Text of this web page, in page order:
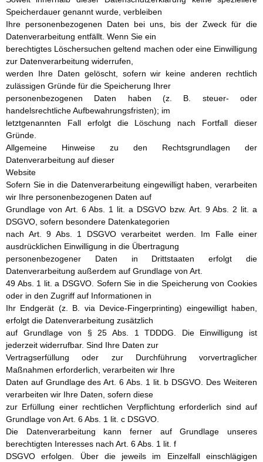
Speicherdauer genannt wurde, verbleiben
Ihre personenbezogenen Daten bei uns, bis der Zweck für die
Datenverarbeitung entfällt. Wenn Sie ein
berechtigtes Löschersuchen geltend machen oder eine Einwilligung
zur Datenverarbeitung widerrufen,
werden Ihre Daten gelöscht, sofern wir keine anderen rechtlich
zulässigen Gründe für die Speicherung Ihrer
personenbezogenen Daten haben (z. B. steuer- oder
handelsrechtliche Aufbewahrungsfristen); im
letztgenannten Fall erfolgt die Löschung nach Fortfall dieser
Gründe.
Allgemeine Hinweise zu den Rechtsgrundlagen der
Datenverarbeitung auf dieser
Website
Sofern Sie in die Datenverarbeitung eingewilligt haben, verarbeiten
wir Ihre personenbezogenen Daten auf
Grundlage von Art. 6 Abs. 1 lit. a DSGVO bzw. Art. 9 Abs. 2 lit. a
DSGVO, sofern besondere Datenkategorien
nach Art. 9 Abs. 1 DSGVO verarbeitet werden. Im Falle einer
ausdrücklichen Einwilligung in die Übertragung
personenbezogener Daten in Drittstaaten erfolgt die
Datenverarbeitung außerdem auf Grundlage von Art.
49 Abs. 1 lit. a DSGVO. Sofern Sie in die Speicherung von Cookies
oder in den Zugriff auf Informationen in
Ihr Endgerät (z. B. via Device-Fingerprinting) eingewilligt haben,
erfolgt die Datenverarbeitung zusätzlich
auf Grundlage von § 25 Abs. 1 TDDDG. Die Einwilligung ist
jederzeit widerrufbar. Sind Ihre Daten zur
Vertragserfüllung oder zur Durchführung vorvertraglicher
Maßnahmen erforderlich, verarbeiten wir Ihre
Daten auf Grundlage des Art. 6 Abs. 1 lit. b DSGVO. Des Weiteren
verarbeiten wir Ihre Daten, sofern diese
zur Erfüllung einer rechtlichen Verpflichtung erforderlich sind auf
Grundlage von Art. 6 Abs. 1 lit. c DSGVO.
Die Datenverarbeitung kann ferner auf Grundlage unseres
berechtigten Interesses nach Art. 6 Abs. 1 lit. f
DSGVO erfolgen. Über die jeweils im Einzelfall einschlägigen